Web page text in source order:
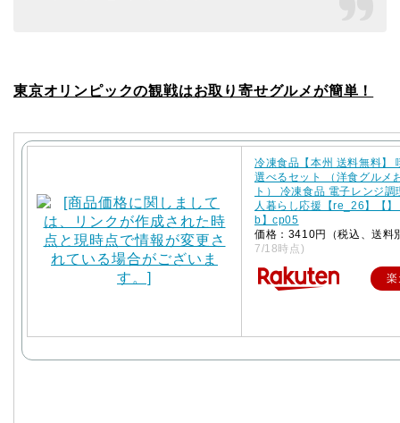
東京オリンピックの観戦はお取り寄せグルメが簡単！
冷凍食品【本州 送料無料】
選べるセット （洋食グルメ
ト） 冷凍食品 電子レンジ調
人暮らし応援【re_26】【
b】cp05
価格：3410円（税込、送料
7/18時点)